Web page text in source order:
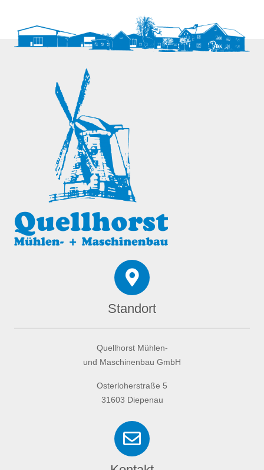
Standort
Quellhorst Mühlen-
und Maschinenbau GmbH
Osterloherstraße 5
31603 Diepenau